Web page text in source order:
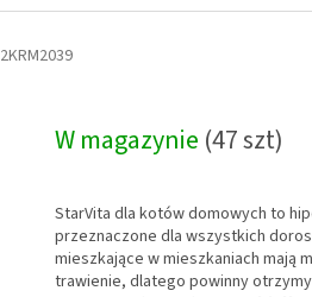
2KRM2039
W magazynie (47 szt)
StarVita dla kotów domowych to
przeznaczone dla wszystkich
mieszkające w mieszkaniach mają
trawienie, dlatego powinny